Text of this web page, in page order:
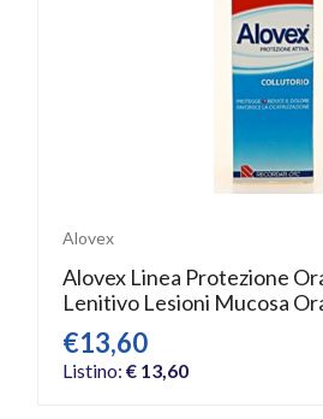
Alovex
Alovex Linea Protezione
Lenitivo Lesioni Mucosa
€13,60
Listino: € 13,60